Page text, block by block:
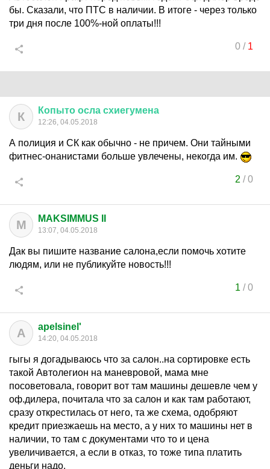
бы. Сказали, что ПТС в наличии. В итоге - через только
три дня после 100%-ной оплаты!!!
0/ 1
К Копыто осла схиегумена
12:26, 04.05.2018
А полиция и СК как обычно - не причем. Они тайными
фитнес-онанистами больше увлечены, некогда им.
2 /0
M MAKSIMMUS II
13:07, 04.05.2018
Дак вы пишите название салона,если помочь хотите
людям, или не публикуйте новость!!!
1 /0
A apelsinel'
14:20, 04.05.2018
гыгы я догадываюсь что за салон..на сортировке есть
такой Автолегион на маневровой, мама мне
посоветовала, говорит вот там машины дешевле чем у
оф.дилера, почитала что за салон и как там работают,
сразу открестилась от него, та же схема, одобряют
кредит приезжаешь на место, а у них то машины нет в
наличии, то там с документами что то и цена
увеличивается, а если в отказ, то тоже типа платить
деньги надо.